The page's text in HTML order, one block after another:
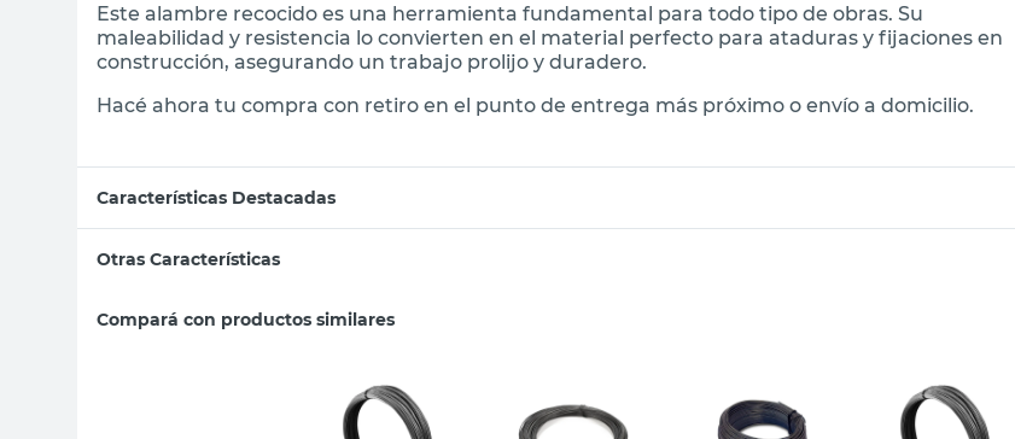
Este alambre recocido es una herramienta fundamental para todo tipo de obras. Su
maleabilidad y resistencia lo convierten en el material perfecto para ataduras y fijaciones en
construcción, asegurando un trabajo prolijo y duradero.
Hacé ahora tu compra con retiro en el punto de entrega más próximo o envío a domicilio.
Características Destacadas
Otras Características
Compará con productos similares